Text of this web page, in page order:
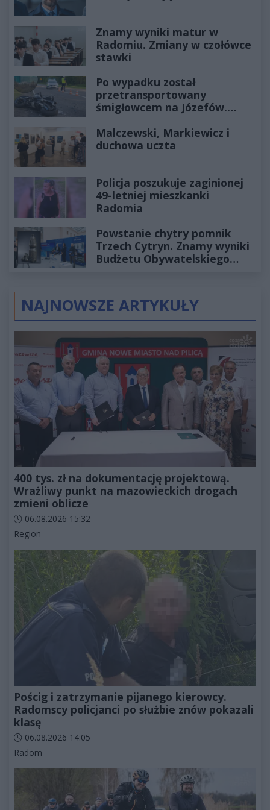
Znamy wyniki matur w
Radomiu. Zmiany w czołówce
stawki
Po wypadku został
przetransportowany
śmigłowcem na Józefów.
Malczewski, Markiewicz i
duchowa uczta
Policja poszukuje zaginionej
49-letniej mieszkanki
Radomia
Powstanie chytry pomnik
Trzech Cytryn. Znamy wyniki
Budżetu Obywatelskiego
NAJNOWSZE ARTYKUŁY
400 tys. zł na dokumentację projektową.
Wrażliwy punkt na mazowieckich drogach
zmieni oblicze
Data dodania artykułu:
06.08.2026 15:32
Kategorie artykułu:
Region
Pościg i zatrzymanie pijanego kierowcy.
Radomscy policjanci po służbie znów pokazali
klasę
Data dodania artykułu:
06.08.2026 14:05
Kategorie artykułu:
Radom